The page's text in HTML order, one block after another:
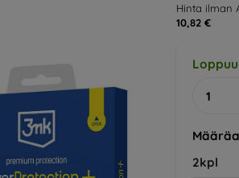
Hinta ilman
10,82 €
2kpl